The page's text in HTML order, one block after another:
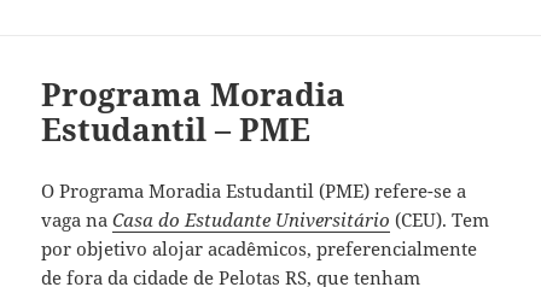
Programa Moradia
Estudantil – PME
O Programa Moradia Estudantil (PME) refere-se a
vaga naCasa do Estudante Universitário (CEU). Tem
por objetivo alojar acadêmicos, preferencialmente
de fora da cidade de Pelotas RS, que tenham